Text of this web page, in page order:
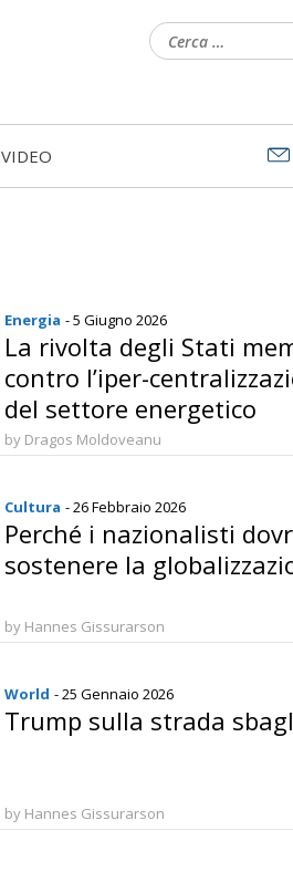
per:
VIDEO
Energia - 5 Giugno 2026
La rivolta degli Stati
contro l’iper-
del settore energetico
by Dragos Moldoveanu
Cultura - 26 Febbraio 2026
Perché i nazionalisti
sostenere la
by Hannes Gissurarson
World - 25 Gennaio 2026
Trump sulla strada
by Hannes Gissurarson